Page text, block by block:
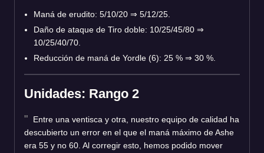
Maná de erudito: 5/10/20 ⇒ 5/12/25.
Daño de ataque de Tiro doble: 10/25/45/80 ⇒
10/25/40/70.
Reducción de maná de Yordle (6): 25 % ⇒ 30 %.
Unidades: Rango 2
Entre una ventisca y otra, nuestro equipo de calidad ha
descubierto un error en el que el maná máximo de Ashe
era 55 y no 60. Al corregir esto, hemos podido mover